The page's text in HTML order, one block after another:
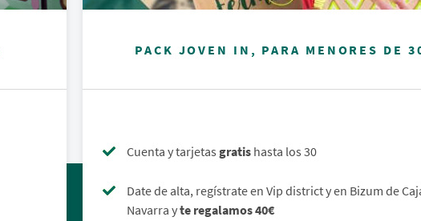
PACK JOVEN IN, PARA MENORES DE
Cuenta y tarjetas gratis hasta los 30
Date de alta, regístrate en Vip district y en Bizum de
Navarra yte regalamos 40€